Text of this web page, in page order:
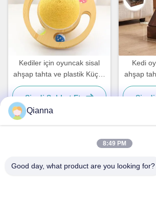
Kediler için oyuncak sisal
ahşap tahta ve plastik Küçük
köpekler ve kediler için basit
ve pratik
Şimdi Sohbet Et.
Kedi
ahşap
ve
Qianna
8:49 PM
Good day, what product are you looking for?